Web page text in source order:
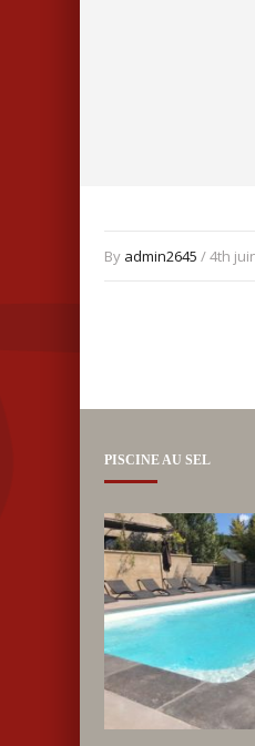
By admin2645 / 4th
PISCINE AU SEL